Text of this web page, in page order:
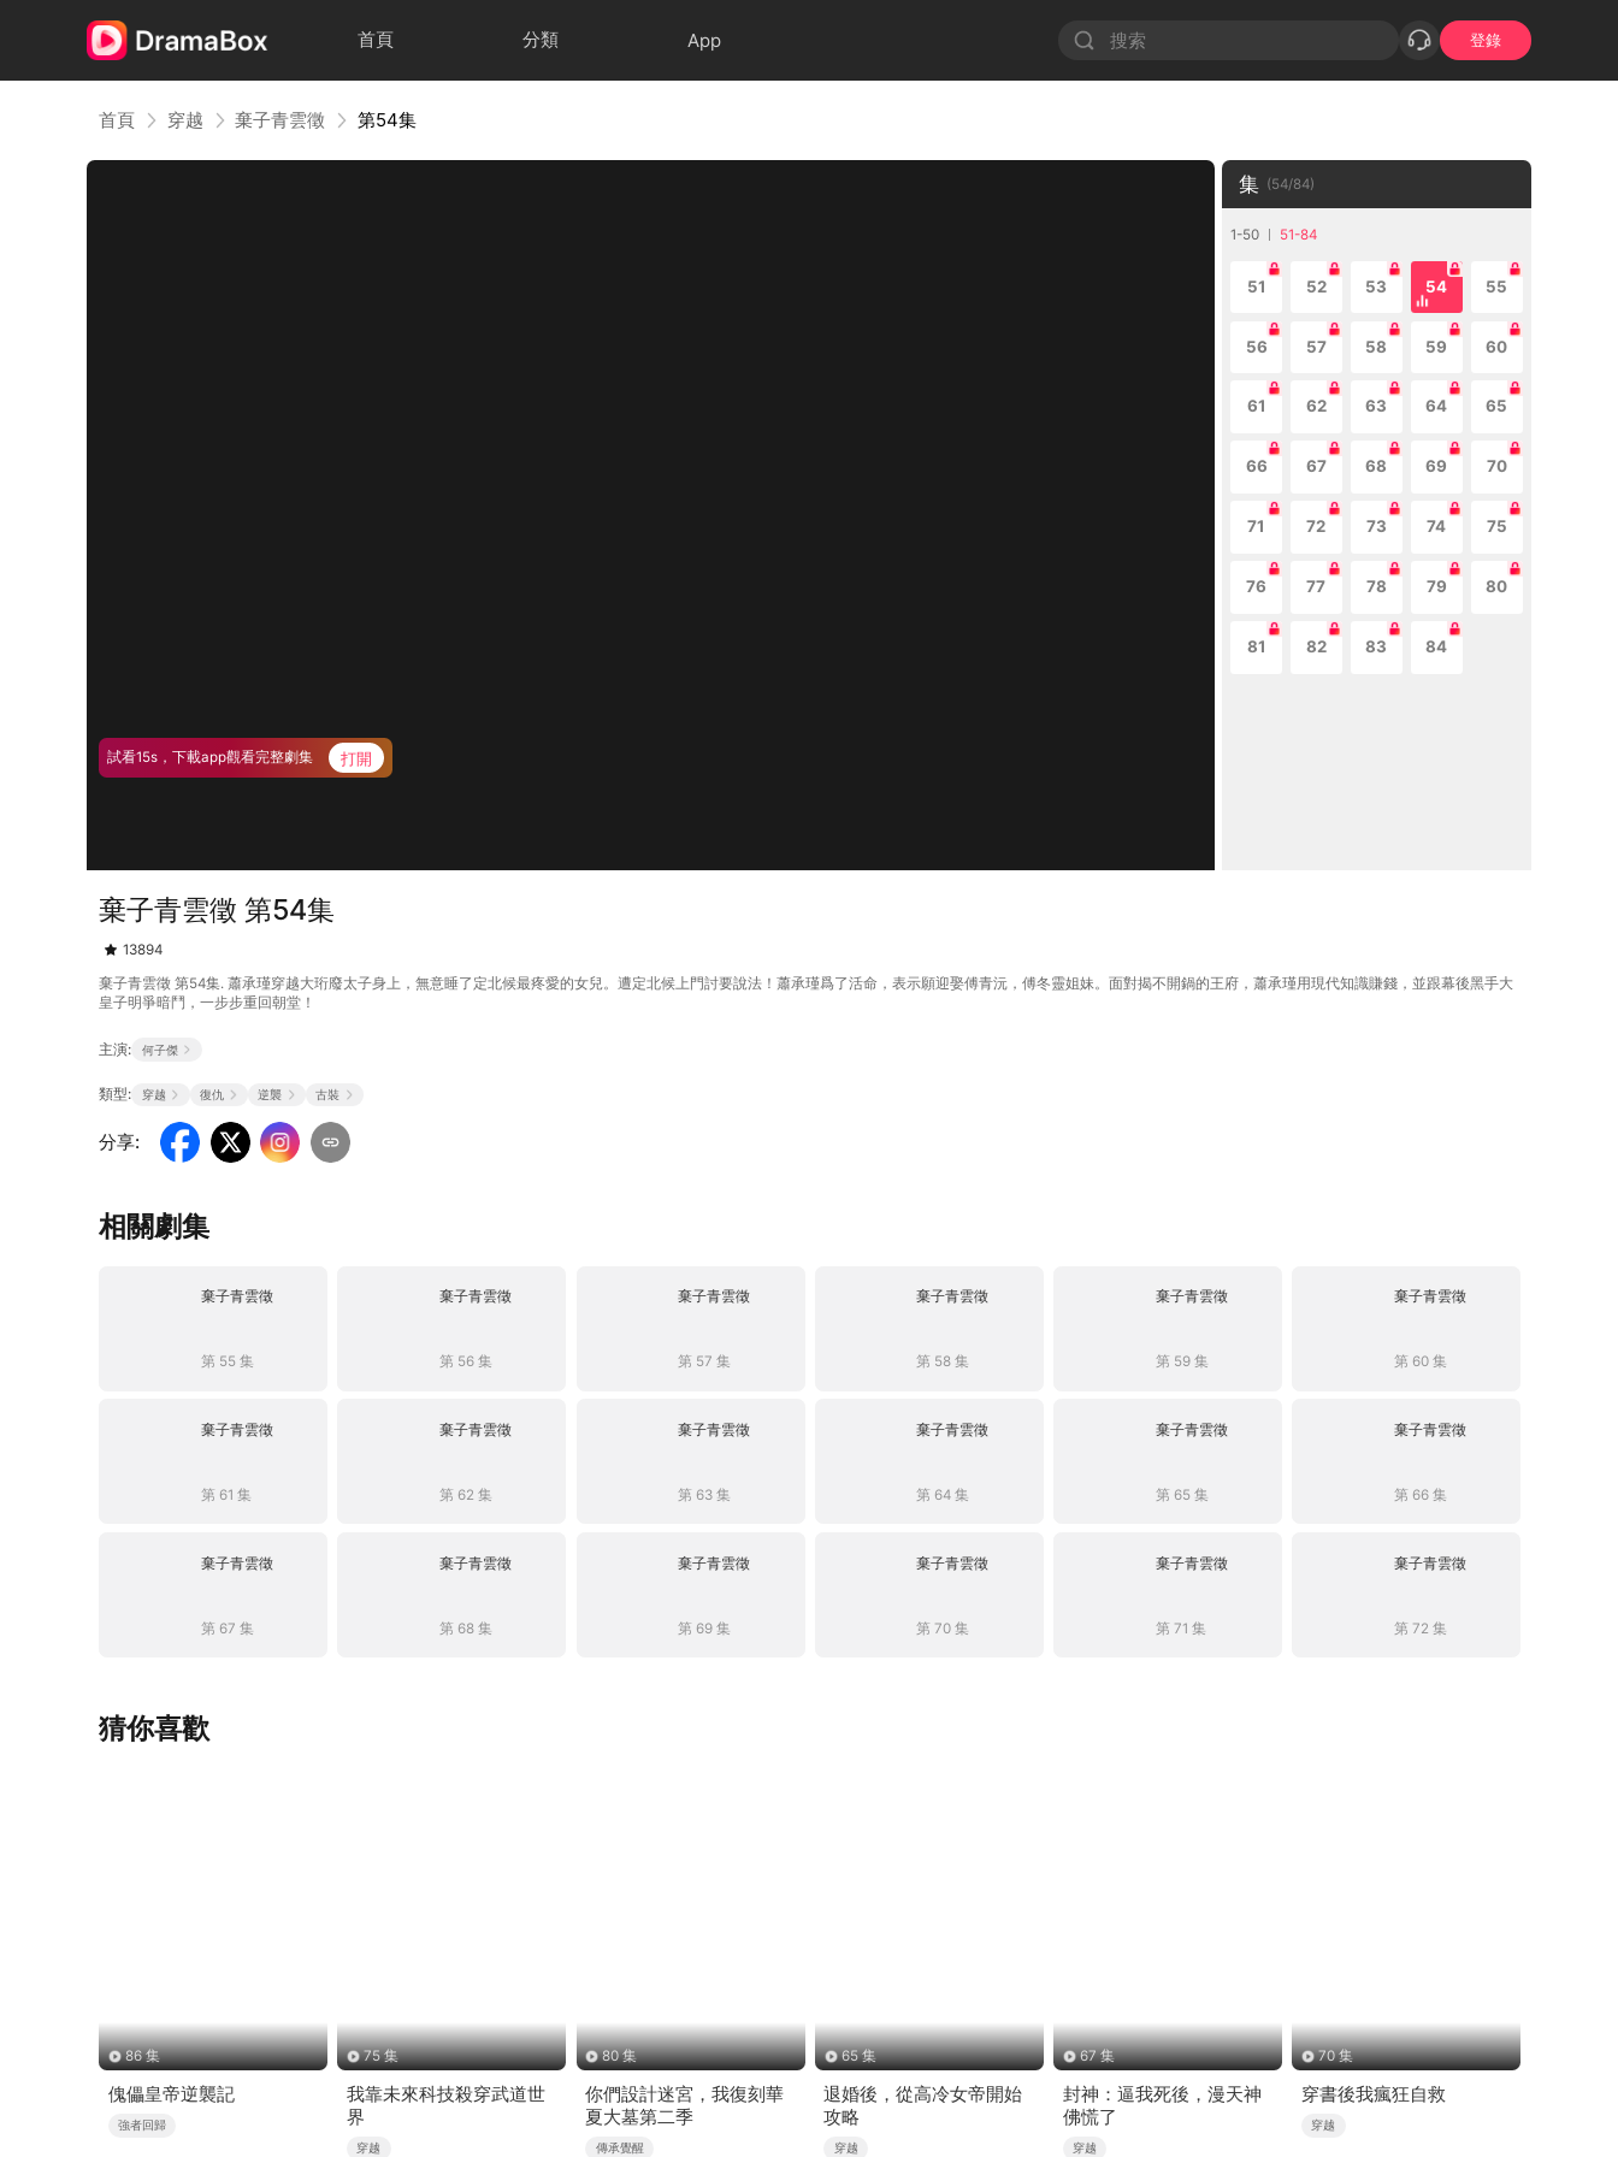
首頁 分類 App 登錄
首頁 穿越 棄子青雲徵 第54集
試看15s，下載app觀看完整劇集 打開
集 (54/84)
1-50 51-84
51 52 53 54 55
56 57 58 59 60
61 62 63 64 65
66 67 68 69 70
71 72 73 74 75
76 77 78 79 80
81 82 83 84
棄子青雲徵 第54集
13894
棄子青雲徵 第54集. 蕭承瑾穿越大珩廢太子身上，無意睡了定北候最疼愛的女兒。遭定北候上門討要說法！蕭承瑾爲了活命，表示願迎娶傅青沅，傅冬靈姐妹。面對揭不開鍋的王府，蕭承瑾用現代知識賺錢，並跟幕後黑手大
皇子明爭暗鬥，一步步重回朝堂！
主演: 何子傑
類型: 穿越 復仇 逆襲 古裝
分享:
相關劇集
棄子青雲徵
第 55 集
棄子青雲徵
第 56 集
棄子青雲徵
第 57 集
棄子青雲徵
第 58 集
棄子青雲徵
第 59 集
棄子青雲徵
第 60 集
棄子青雲徵
第 61 集
棄子青雲徵
第 62 集
棄子青雲徵
第 63 集
棄子青雲徵
第 64 集
棄子青雲徵
第 65 集
棄子青雲徵
第 66 集
棄子青雲徵
第 67 集
棄子青雲徵
第 68 集
棄子青雲徵
第 69 集
棄子青雲徵
第 70 集
棄子青雲徵
第 71 集
棄子青雲徵
第 72 集
猜你喜歡
86 集
傀儡皇帝逆襲記
強者回歸
75 集
我靠未來科技殺穿武道世
界
穿越
80 集
你們設計迷宮，我復刻華
夏大墓第二季
傳承覺醒
65 集
退婚後，從高冷女帝開始
攻略
穿越
67 集
封神：逼我死後，漫天神
佛慌了
穿越
70 集
穿書後我瘋狂自救
穿越